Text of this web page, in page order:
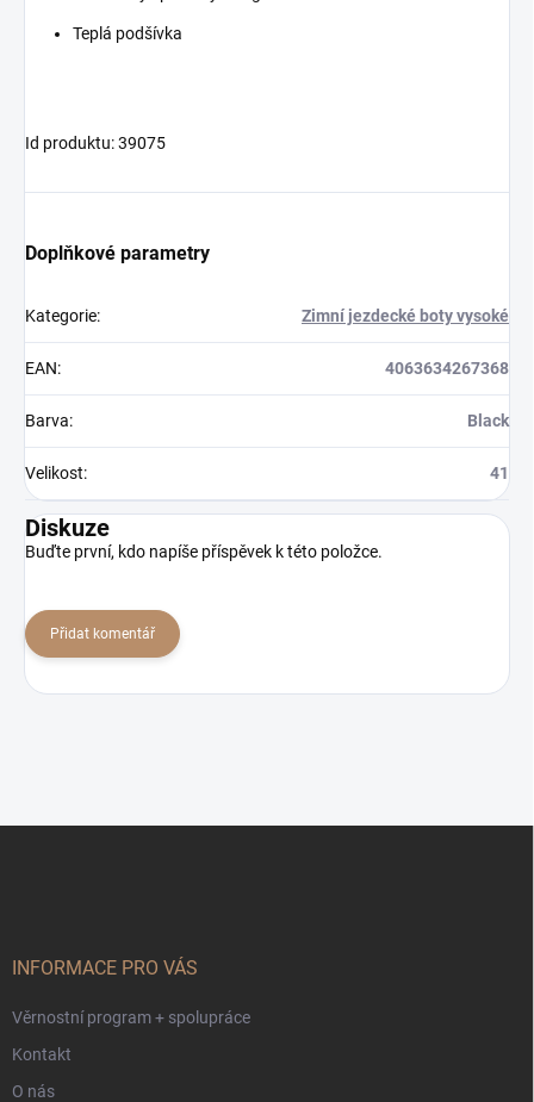
Teplá podšívka
Id produktu: 39075
Doplňkové parametry
Kategorie: Zimní jezdecké boty vysoké
EAN: 4063634267368
Barva: Black
Velikost: 41
Diskuze
Buďte první, kdo napíše příspěvek k této položce.
Přidat komentář
INFORMACE PRO VÁS
Věrnostní program + spolupráce
Kontakt
O nás